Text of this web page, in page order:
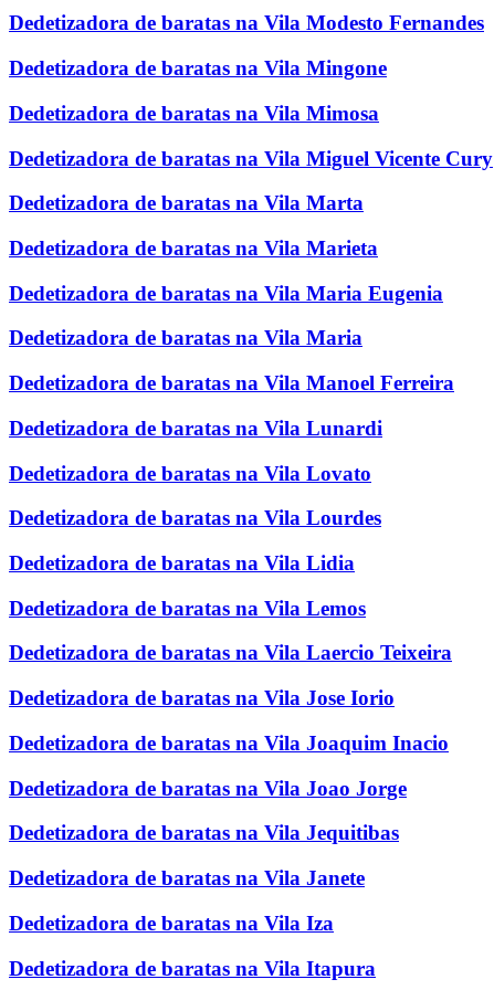
Dedetizadora de baratas na Vila Modesto Fernandes
Dedetizadora de baratas na Vila Mingone
Dedetizadora de baratas na Vila Mimosa
Dedetizadora de baratas na Vila Miguel Vicente Cury
Dedetizadora de baratas na Vila Marta
Dedetizadora de baratas na Vila Marieta
Dedetizadora de baratas na Vila Maria Eugenia
Dedetizadora de baratas na Vila Maria
Dedetizadora de baratas na Vila Manoel Ferreira
Dedetizadora de baratas na Vila Lunardi
Dedetizadora de baratas na Vila Lovato
Dedetizadora de baratas na Vila Lourdes
Dedetizadora de baratas na Vila Lidia
Dedetizadora de baratas na Vila Lemos
Dedetizadora de baratas na Vila Laercio Teixeira
Dedetizadora de baratas na Vila Jose Iorio
Dedetizadora de baratas na Vila Joaquim Inacio
Dedetizadora de baratas na Vila Joao Jorge
Dedetizadora de baratas na Vila Jequitibas
Dedetizadora de baratas na Vila Janete
Dedetizadora de baratas na Vila Iza
Dedetizadora de baratas na Vila Itapura